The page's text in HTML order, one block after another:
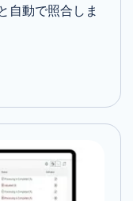
自動で照合しま